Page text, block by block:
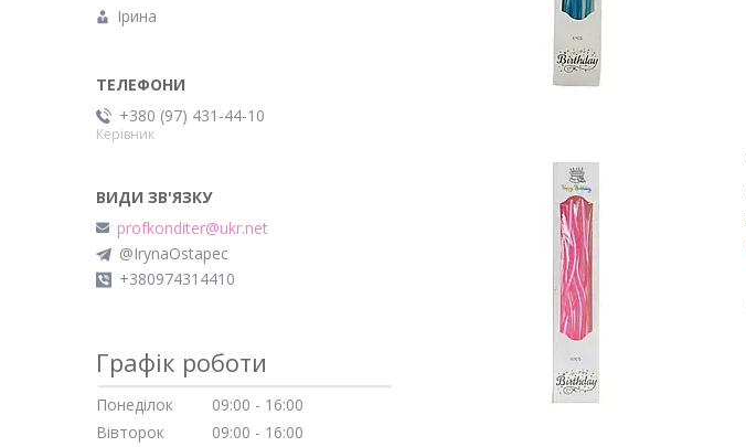
Ірина
+380 (97) 431-44-10
Керівник
profkonditer@ukr.net
@IrynaOstapec
+380974314410
Графік роботи
Понеділок 09:00
16:00
Вівторок
09:00
16:00